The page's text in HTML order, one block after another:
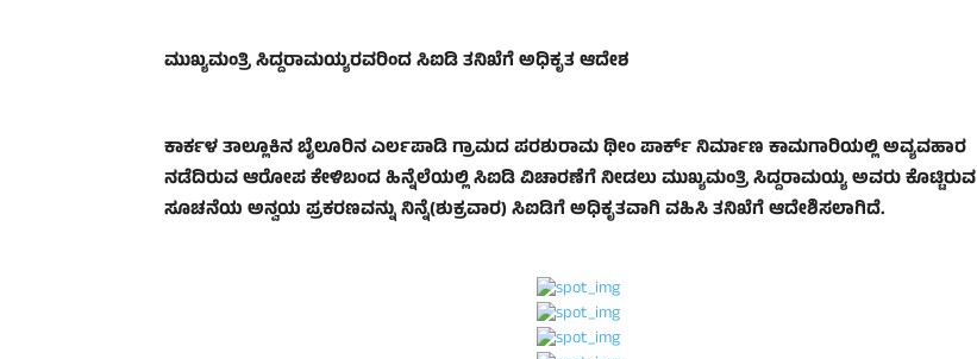
ಮುಖ್ಯಮಂತ್ರಿ ಸಿದ್ದರಾಮಯ್ಯರವರಿಂದ ಸಿಐಡಿ ತನಿಖೆಗೆ ಅಧಿಕೃತ ಆದೇಶ
ಕಾರ್ಕಳ ತಾಲ್ಲೂಕಿನ ಬೈಲೂರಿನ ಎರ್ಲಪಾಡಿ ಗ್ರಾಮದ ಪರಶುರಾಮ ಥೀಂ ಪಾರ್ಕ್ ನಿರ್ಮಾಣ ಕಾಮಗಾರಿಯಲ್ಲಿ ಅವ್ಯವಹಾರ
ನಡೆದಿರುವ ಆರೋಪ ಕೇಳಿಬಂದ ಹಿನ್ನೆಲೆಯಲ್ಲಿ ಸಿಐಡಿ ವಿಚಾರಣೆಗೆ ನೀಡಲು ಮುಖ್ಯಮಂತ್ರಿ ಸಿದ್ದರಾಮಯ್ಯ ಅವರು ಕೊಟ್ಟಿರುವ
ಸೂಚನೆಯ ಅನ್ವಯ ಪ್ರಕರಣವನ್ನು ನಿನ್ನೆ(ಶುಕ್ರವಾರ) ಸಿಐಡಿಗೆ ಅಧಿಕೃತವಾಗಿ ವಹಿಸಿ ತನಿಖೆಗೆ ಆದೇಶಿಸಲಾಗಿದೆ.